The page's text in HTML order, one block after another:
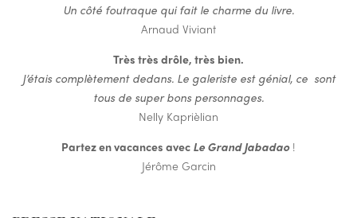
Un côté foutraque qui fait le charme du livre.
Arnaud Viviant
Très très drôle, très bien.
J’étais complètement dedans. Le galeriste est génial, ce sont
tous de super bons personnages.
Nelly Kaprièlian
Partez en vacances avec Le Grand Jabadao!
Jérôme Garcin